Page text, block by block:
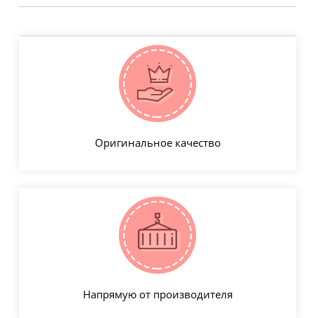
Оригинальное качество
Напрямую от производителя